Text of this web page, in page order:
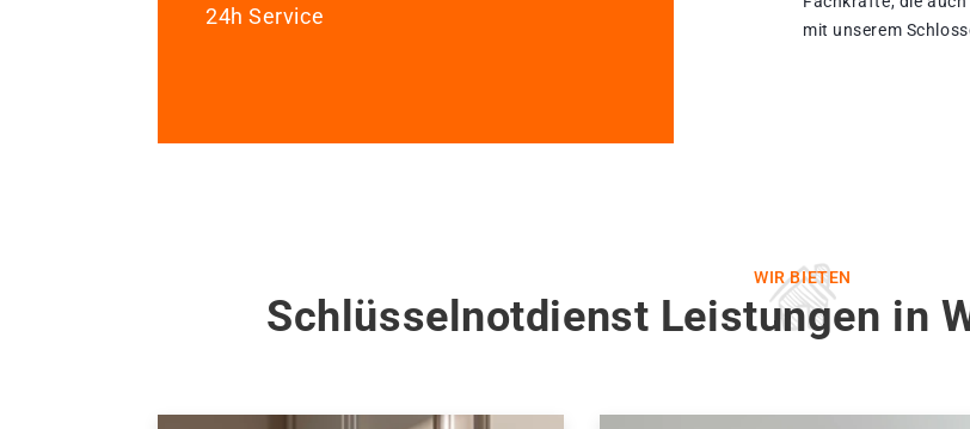
24h Service
mit unserem
WIR BIETEN
Schlüsselnotdienst Leistungen in